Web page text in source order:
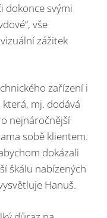
dokonce svými
vše
zážitek
zařízení i
mj. dodává
nejnáročnější
sobě klientem.
dokázali
škálu nabízených
Hanuš.